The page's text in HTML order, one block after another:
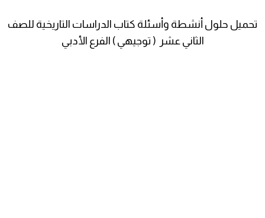
تحميل حلول أنشطة وأسئلة كتاب الدراسات التاريخية للصف
الثاني عشر ( توجيهي ) الفرع الأدبي